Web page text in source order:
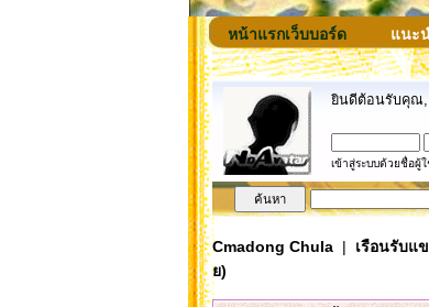
หน้าแรกเว็บบอร์ด แนะ
ยินดีต้อนรับคุณ,
เข้าสู่ระบบด้วยชื่อผู้
Cmadong Chula| เรือนรับแ
ย)